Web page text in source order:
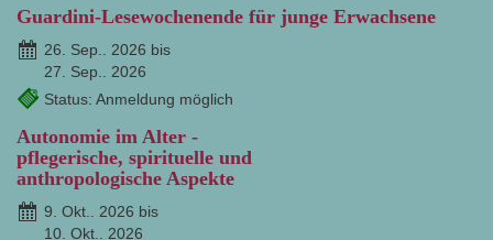
Guardini-Lesewochenende für junge Erwachsene
26. Sep.. 2026 bis
27. Sep.. 2026
Status: Anmeldung möglich
Autonomie im Alter -
pflegerische, spirituelle und
anthropologische Aspekte
9. Okt.. 2026 bis
10. Okt.. 2026